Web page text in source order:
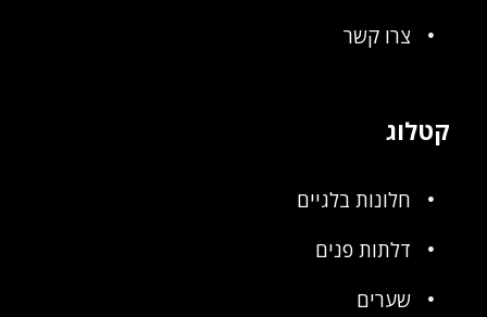
צרו קשר
קטלוג
חלונות בלגיים
דלתות פנים
שערים